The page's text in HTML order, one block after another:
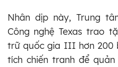
Nhân dịp này, Trung
Công nghệ Texas trao
trữ quốc gia III hơn 200
tích chiến tranh để